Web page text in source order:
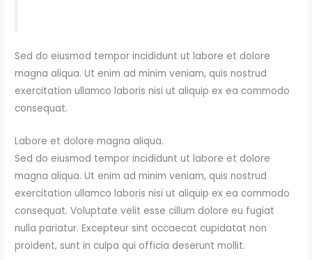
Sed do eiusmod tempor incididunt ut labore et dolore
magna aliqua. Ut enim ad minim veniam, quis nostrud
exercitation ullamco laboris nisi ut aliquip ex ea commodo
consequat.
Labore et dolore magna aliqua.
Sed do eiusmod tempor incididunt ut labore et dolore
magna aliqua. Ut enim ad minim veniam, quis nostrud
exercitation ullamco laboris nisi ut aliquip ex ea commodo
consequat. Voluptate velit esse cillum dolore eu fugiat
nulla pariatur. Excepteur sint occaecat cupidatat non
proident, sunt in culpa qui officia deserunt mollit.